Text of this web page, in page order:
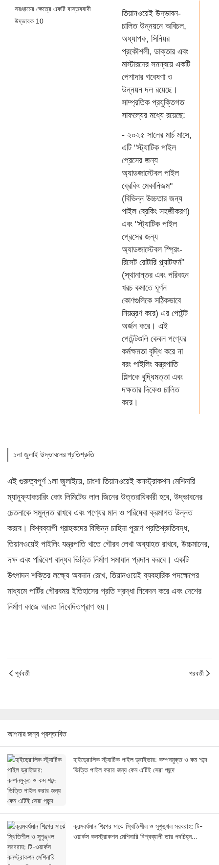
তিয়ানওয়েই উদ্ভাবন-
চালিত উন্নয়নে অবিচল,
অধ্যাপক, সিনিয়র
প্রকৌশলী, ডাক্তার এবং
মাস্টারদের সমন্বয়ে একটি
পেশাদার গবেষণা ও
উন্নয়ন দল রয়েছে।
সাম্প্রতিক প্রযুক্তিগত
সাফল্যের মধ্যে রয়েছে:
- ২০২৫ সালের মার্চ মাসে,
এটি "স্ট্যাটিক পাইল
প্রেসের জন্য
অ্যাডজাস্টেবল পাইল
ব্রেকিং মেকানিজম"
(বিভিন্ন উচ্চতার জন্য
পাইল ব্রেকিং সহজীকরণ)
এবং "স্ট্যাটিক পাইল
প্রেসের জন্য
অ্যাডজাস্টেবল স্প্রিং-
রিসেট রোটারি প্ল্যাটফর্ম"
(স্থানান্তর এবং পরিবহন
খরচ কমাতে ঘূর্ণন
কোণগুলিকে সঠিকভাবে
নিয়ন্ত্রণ করে) এর পেটেন্ট
অর্জন করে। এই
পেটেন্টগুলি কেবল পণ্যের
কর্মক্ষমতা বৃদ্ধি করে না
বরং পাইলিং যন্ত্রপাতি
শিল্পকে বুদ্ধিমত্তা এবং
দক্ষতার দিকেও চালিত
করে।
১লা জুলাই উদ্ভাবনের প্রতিশ্রুতি
এই গুরুত্বপূর্ণ ১লা জুলাইয়ে, চাংশা তিয়ানওয়েই কনস্ট্রাকশন মেশিনারি
ম্যানুফ্যাকচারিং কোং লিমিটেড লাল জিনের উত্তরাধিকারী হবে, উদ্ভাবনের
চেতনাকে সমুন্নত রাখবে এবং পণ্যের মান ও পরিষেবা ক্রমাগত উন্নত
করবে। বিশ্বব্যাপী গ্রাহকদের বিভিন্ন চাহিদা পূরণে প্রতিশ্রুতিবদ্ধ,
তিয়ানওয়েই পাইলিং যন্ত্রপাতি খাতে গৌরব লেখা অব্যাহত রাখবে, উচ্চমানের,
দক্ষ এবং পরিবেশ বান্ধব ভিত্তি নির্মাণ সমাধান প্রদান করবে। একটি
উৎপাদন শক্তির লক্ষ্যে অবদান রেখে, তিয়ানওয়েই ব্যবহারিক পদক্ষেপের
মাধ্যমে পার্টির গৌরবময় ইতিহাসের প্রতি শ্রদ্ধা নিবেদন করে এবং দেশের
নির্মাণ কাজে আরও নিবেদিতপ্রাণ হয়।
পূর্ববর্তী পরবর্তী
আপনার জন্য প্রস্তাবিত
হাইড্রোলিক স্ট্যাটিক পাইল ড্রাইভার: কম্পনমুক্ত ও কম শব্দে
ভিত্তি পাইল করার জন্য কেন এটিই সেরা পছন্দ
ক্রমবর্ধমান শিল্পের মাঝে স্থিতিশীল ও সুশৃঙ্খল সরবরাহ: টি-
ওয়ার্কস কনস্ট্রাকশন মেশিনারি বিশ্বব্যাপী তার পদচিহ্ন